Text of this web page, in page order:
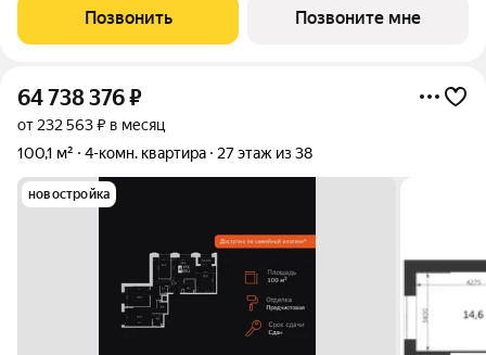
всё для работы, отдыха и жизни. Проект состоит из четырех
башен с авторскими стеклянными
Позвонить Позвоните мне
64 738 376₽
от 232 563 ₽ в месяц
100,1 м²
4-комн. квартира 27 этаж из 38
новостройка